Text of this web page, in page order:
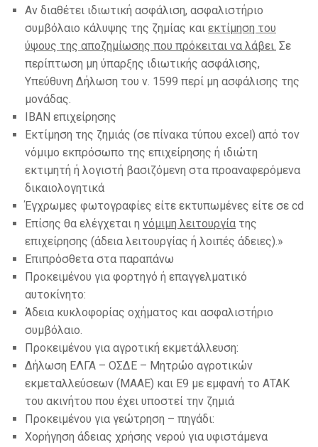
Αν διαθέτει ιδιωτική ασφάλιση, ασφαλιστήριο
συμβόλαιο κάλυψης της ζημίας και εκτίμηση του
ύψους της αποζημίωσης που πρόκειται να λάβει. Σε
περίπτωση μη ύπαρξης ιδιωτικής ασφάλισης,
Υπεύθυνη Δήλωση του ν. 1599 περί μη ασφάλισης της
μονάδας.
IBAN επιχείρησης
Εκτίμηση της ζημιάς (σε πίνακα τύπου excel) από τον
νόμιμο εκπρόσωπο της επιχείρησης ή ιδιώτη
εκτιμητή ή λογιστή βασιζόμενη στα προαναφερόμενα
δικαιολογητικά
Έγχρωμες φωτογραφίες είτε εκτυπωμένες είτε σε cd
Επίσης θα ελέγχεται η νόμιμη λειτουργία της
επιχείρησης (άδεια λειτουργίας ή λοιπές άδειες).»
Επιπρόσθετα στα παραπάνω
Προκειμένου για φορτηγό ή επαγγελματικό
αυτοκίνητο:
Άδεια κυκλοφορίας οχήματος και ασφαλιστήριο
συμβόλαιο.
Προκειμένου για αγροτική εκμετάλλευση:
Δήλωση ΕΛΓΑ – ΟΣΔΕ – Μητρώο αγροτικών
εκμεταλλεύσεων (ΜΑAΕ) και Ε9 με εμφανή το ΑΤΑΚ
του ακινήτου που έχει υποστεί την ζημιά
Προκειμένου για γεώτρηση – πηγάδι:
Χορήγηση άδειας χρήσης νερού για υφιστάμενα